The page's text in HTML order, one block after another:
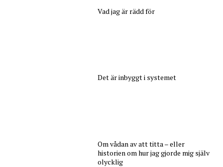
Vad jag är rädd för
Det är inbyggt i systemet
Om vådan av att titta – eller
historien om hur jag gjorde mig själv
olycklig